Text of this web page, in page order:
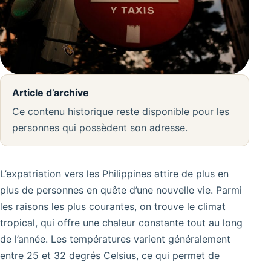
Article d’archive
Ce contenu historique reste disponible pour les
personnes qui possèdent son adresse.
L’expatriation vers les Philippines attire de plus en
plus de personnes en quête d’une nouvelle vie. Parmi
les raisons les plus courantes, on trouve le climat
tropical, qui offre une chaleur constante tout au long
de l’année. Les températures varient généralement
entre 25 et 32 degrés Celsius, ce qui permet de